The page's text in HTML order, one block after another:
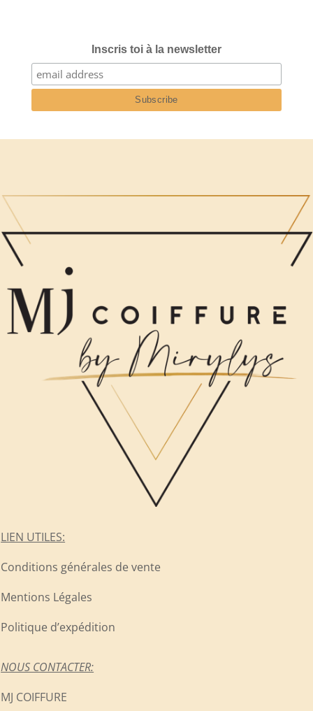
Inscris toi à la newsletter
LIEN UTILES:
Conditions générales de vente
Mentions Légales
Politique d’expédition
NOUS CONTACTER:
MJ COIFFURE